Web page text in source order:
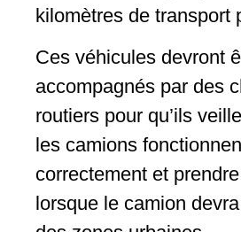
kilomètres de transport
Ces véhicules devront
accompagnés par des
routiers pour qu’ils
les camions
correctement et
lorsque le camion